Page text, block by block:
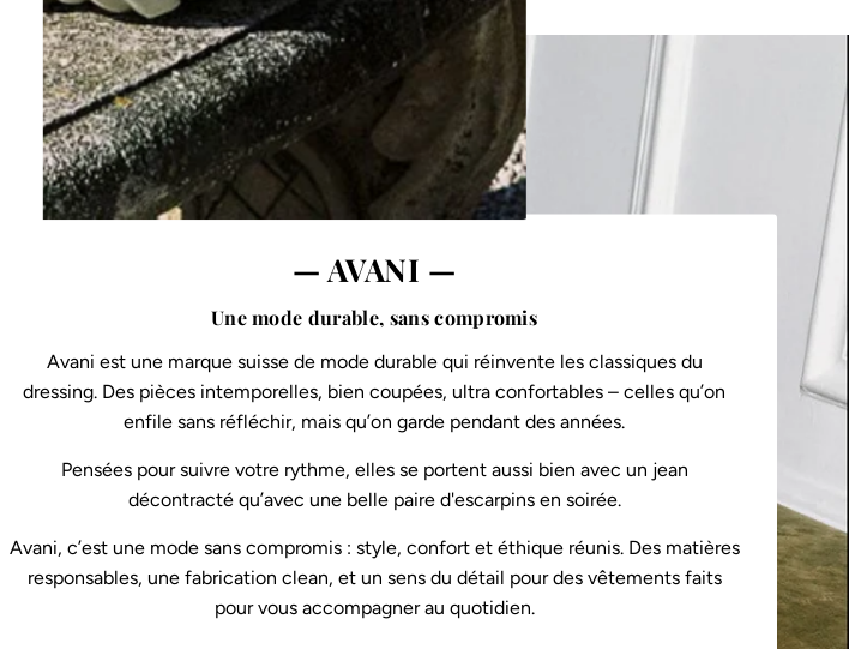
— AVANI —
Une mode durable, sans compromis
Avani est une marque suisse de mode durable qui réinvente les classiques du
dressing. Des pièces intemporelles, bien coupées, ultra confortables – celles qu’on
enfile sans réfléchir, mais qu’on garde pendant des années.
Pensées pour suivre votre rythme, elles se portent aussi bien avec un jean
décontracté qu’avec une belle paire d'escarpins en soirée.
Avani, c’est une mode sans compromis : style, confort et éthique réunis. Des matières
responsables, une fabrication clean, et un sens du détail pour des vêtements faits
pour vous accompagner au quotidien.